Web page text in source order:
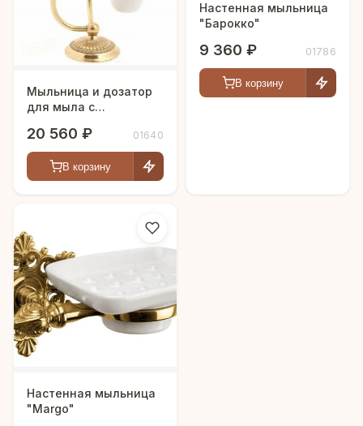
Мыльница и дозатор
для мыла с
20 560 ₽ 01640
В корзину
Настенная мыльница
"Барокко"
9 360 ₽ 01786
В корзину
Настенная мыльница
"Margo"